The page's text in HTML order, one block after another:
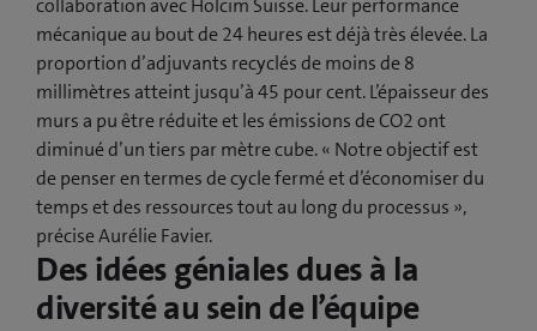
collaboration avec Holcim Suisse. Leur performance
mécanique au bout de 24 heures est déjà très élevée. La
proportion d’adjuvants recyclés de moins de 8
millimètres atteint jusqu’à 45 pour cent. L’épaisseur des
murs a pu être réduite et les émissions de CO2 ont
diminué d’un tiers par mètre cube. « Notre objectif est
de penser en termes de cycle fermé et d’économiser du
temps et des ressources tout au long du processus »,
précise Aurélie Favier.
Des idées géniales dues à la
diversité au sein de l’équipe